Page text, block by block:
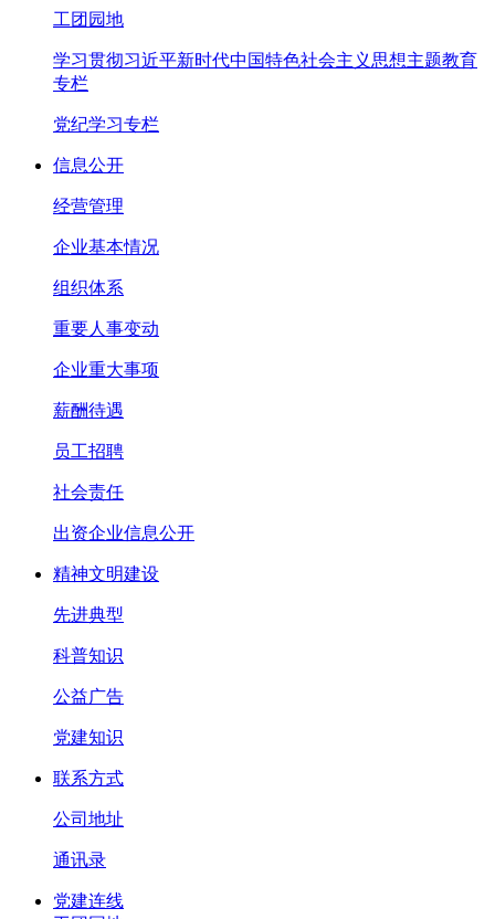
工团园地
学习贯彻习近平新时代中国特色社会主义思想主题教育
专栏
党纪学习专栏
信息公开
经营管理
企业基本情况
组织体系
重要人事变动
企业重大事项
薪酬待遇
员工招聘
社会责任
出资企业信息公开
精神文明建设
先进典型
科普知识
公益广告
党建知识
联系方式
公司地址
通讯录
党建连线